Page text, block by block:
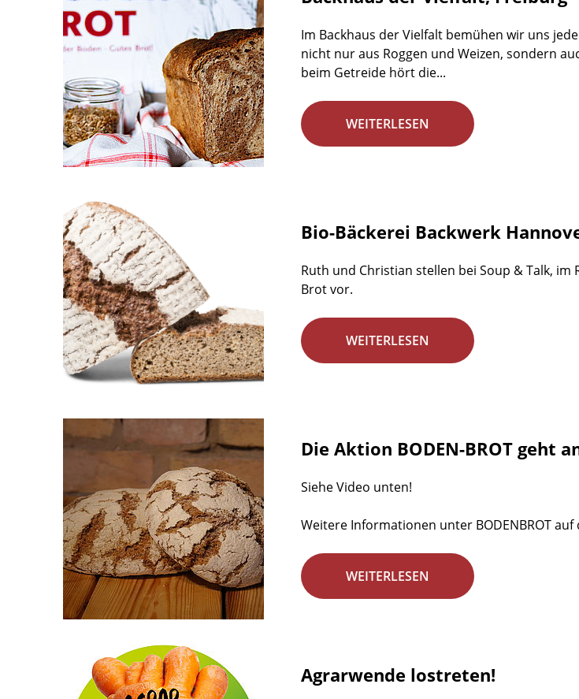
Im Backhaus der Vielfalt bemühen wir uns
nicht nur aus Roggen und Weizen, sondern
beim Getreide hört die...
WEITERLESEN
Bio-Bäckerei Backwerk
Ruth und Christian stellen bei Soup & Talk,
Brot vor.
WEITERLESEN
Die Aktion BODEN-BROT geht
Siehe Video unten!
Weitere Informationen unter BODENBROT auf
WEITERLESEN
Agrarwende lostreten!